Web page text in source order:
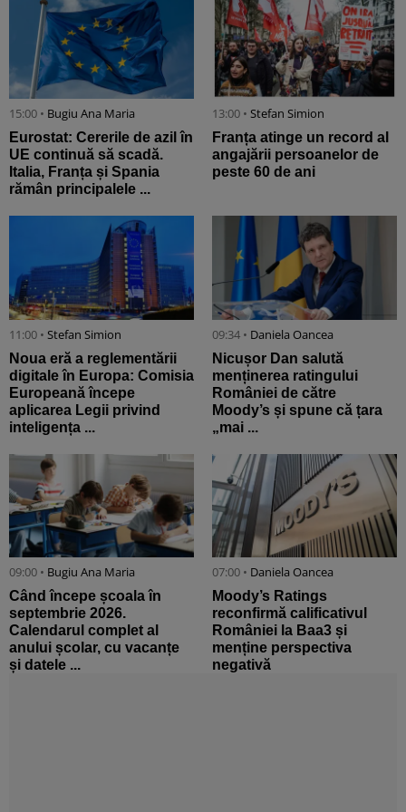
15:00 • Bugiu ⁠Ana Maria
Eurostat: Cererile de azil în
UE continuă să scadă.
Italia, Franța și Spania
rămân principalele ...
13:00 • Stefan Simion
Franța atinge un record al
angajării persoanelor de
peste 60 de ani
11:00 • Stefan Simion
Noua eră a reglementării
digitale în Europa: Comisia
Europeană începe
aplicarea Legii privind
inteligența ...
09:34 • Daniela Oancea
Nicușor Dan salută
menținerea ratingului
României de către
Moody’s și spune că țara
„mai ...
09:00 • Bugiu ⁠Ana Maria
Când începe școala în
septembrie 2026.
Calendarul complet al
anului școlar, cu vacanțe
și datele ...
07:00 • Daniela Oancea
Moody’s Ratings
reconfirmă calificativul
României la Baa3 și
menține perspectiva
negativă